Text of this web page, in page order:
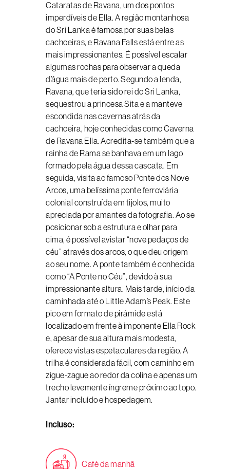
Cataratas de Ravana, um dos pontos
imperdíveis de Ella. A região montanhosa
do Sri Lanka é famosa por suas belas
cachoeiras, e Ravana Falls está entre as
mais impressionantes. É possível escalar
algumas rochas para observar a queda
d’água mais de perto. Segundo a lenda,
Ravana, que teria sido rei do Sri Lanka,
sequestrou a princesa Sita e a manteve
escondida nas cavernas atrás da
cachoeira, hoje conhecidas como Caverna
de Ravana Ella. Acredita-se também que a
rainha de Rama se banhava em um lago
formado pela água dessa cascata. Em
seguida, visita ao famoso Ponte dos Nove
Arcos, uma belíssima ponte ferroviária
colonial construída em tijolos, muito
apreciada por amantes da fotografia. Ao se
posicionar sob a estrutura e olhar para
cima, é possível avistar “nove pedaços de
céu” através dos arcos, o que deu origem
ao seu nome. A ponte também é conhecida
como “A Ponte no Céu”, devido à sua
impressionante altura. Mais tarde, início da
caminhada até o Little Adam’s Peak. Este
pico em formato de pirâmide está
localizado em frente à imponente Ella Rock
e, apesar de sua altura mais modesta,
oferece vistas espetaculares da região. A
trilha é considerada fácil, com caminho em
zigue-zague ao redor da colina e apenas um
trecho levemente íngreme próximo ao topo.
Jantar incluído e hospedagem.
Incluso:
Café da manhã